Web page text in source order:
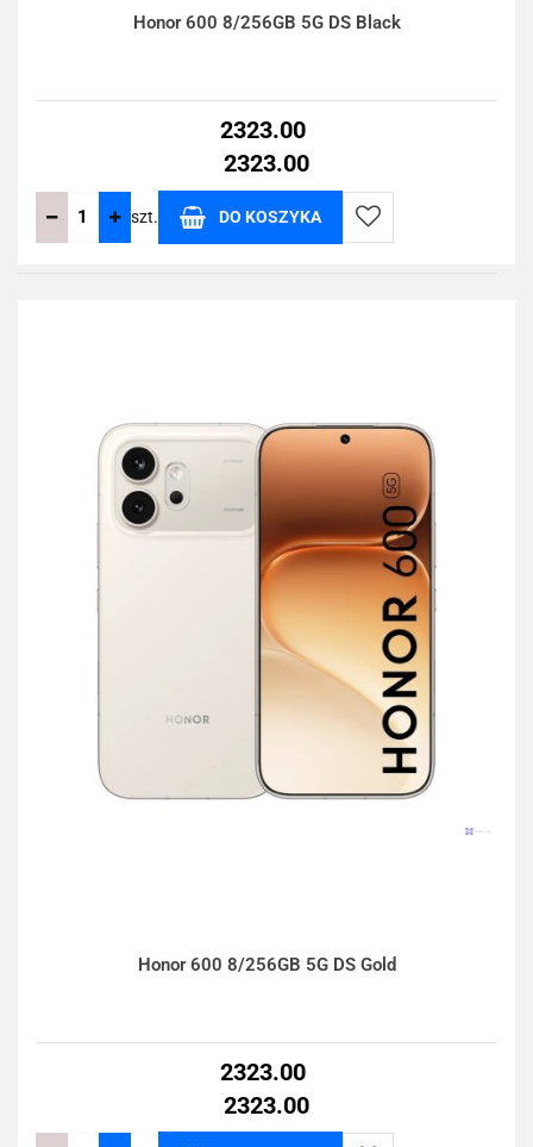
Honor 600 8/256GB 5G DS Black
2323.00
2323.00
szt. DO KOSZYKA
Do
Honor 600 8/256GB 5G DS Gold
2323.00
2323.00